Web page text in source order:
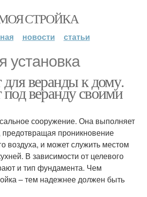
СТРОЙКА
новости статьи
установка
веранды к дому.
веранду своими
сооружение. Она выполняет
проникновение
воздуха, и может служить местом
В зависимости от целевого
и тип фундамента. Чем
– тем надежнее должен быть